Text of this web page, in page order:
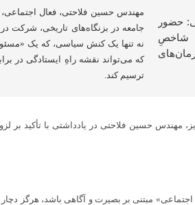
مهندس حسین فلاحتی، فعال
جامعه در بزنگاه‌های تاریخی، شرکت
نه تنها یک کنش سیاسی، که یک
که می‌تواند نقشه راهِ ایستادگی در
ترسیم کند.
مهندس حسین فلاحتی در یادداشتی با تأکید بر
مبتنی بر بصیرت و آگاهی باشد، هرگز